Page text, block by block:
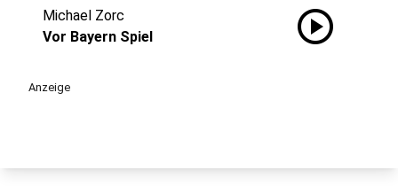
Michael Zorc
Vor Bayern Spiel
play_circle
Anzeige